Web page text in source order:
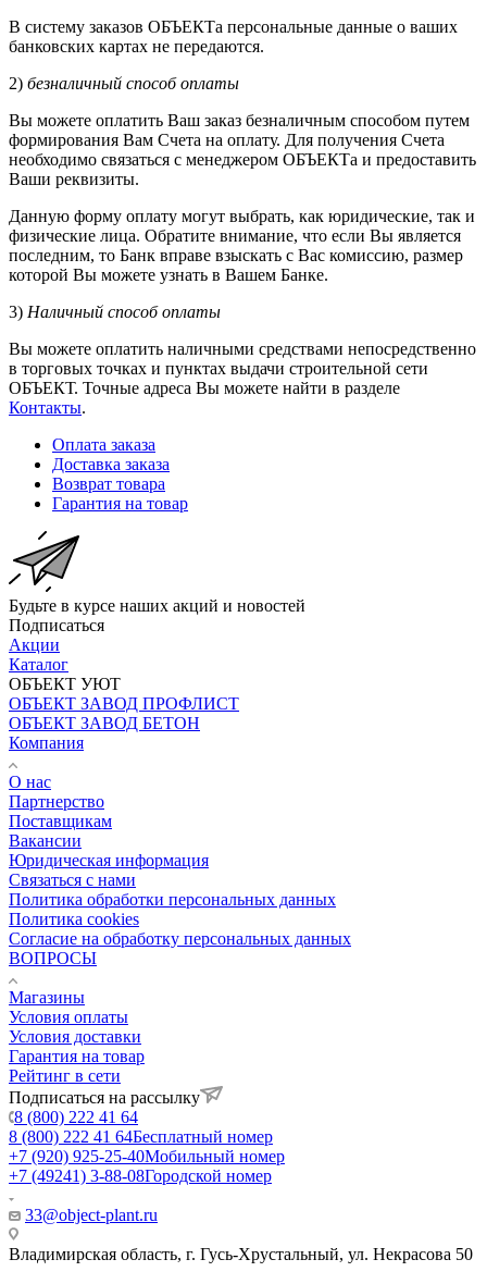
В систему заказов ОБЪЕКТа персональные данные о ваших
банковских картах не передаются.
2) безналичный способ оплаты
Вы можете оплатить Ваш заказ безналичным способом путем
формирования Вам Счета на оплату. Для получения Счета
необходимо связаться с менеджером ОБЪЕКТа и предоставить
Ваши реквизиты.
Данную форму оплату могут выбрать, как юридические, так и
физические лица. Обратите внимание, что если Вы является
последним, то Банк вправе взыскать с Вас комиссию, размер
которой Вы можете узнать в Вашем Банке.
3) Наличный способ оплаты
Вы можете оплатить наличными средствами непосредственно
в торговых точках и пунктах выдачи строительной сети
ОБЪЕКТ. Точные адреса Вы можете найти в разделе
Контакты.
Оплата заказа
Доставка заказа
Возврат товара
Гарантия на товар
Будьте в курсе наших акций и новостей
Подписаться
Акции
Каталог
ОБЪЕКТ УЮТ
ОБЪЕКТ ЗАВОД ПРОФЛИСТ
ОБЪЕКТ ЗАВОД БЕТОН
Компания
О нас
Партнерство
Поставщикам
Вакансии
Юридическая информация
Связаться с нами
Политика обработки персональных данных
Политика cookies
Согласие на обработку персональных данных
ВОПРОСЫ
Магазины
Условия оплаты
Условия доставки
Гарантия на товар
Рейтинг в сети
Подписаться на рассылку
8 (800) 222 41 64
8 (800) 222 41 64Бесплатный номер
+7 (920) 925-25-40Мобильный номер
+7 (49241) 3-88-08Городской номер
33@object-plant.ru
Владимирская область, г. Гусь-Хрустальный, ул. Некрасова 50